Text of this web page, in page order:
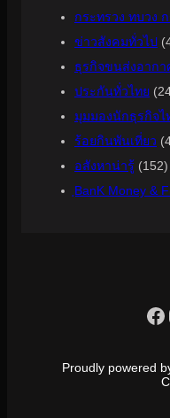
กระทรวง ทบวง
ข่าวสังคมทั่วไป
ธุรกิจขนส่งอากา
ประกันทั่วไทย
มุมมองนักธุรกิจไ
ร้อยกินพันเที่ยว
อสังหาน่ารู้ (152)
BanK Money &
Proudly powered